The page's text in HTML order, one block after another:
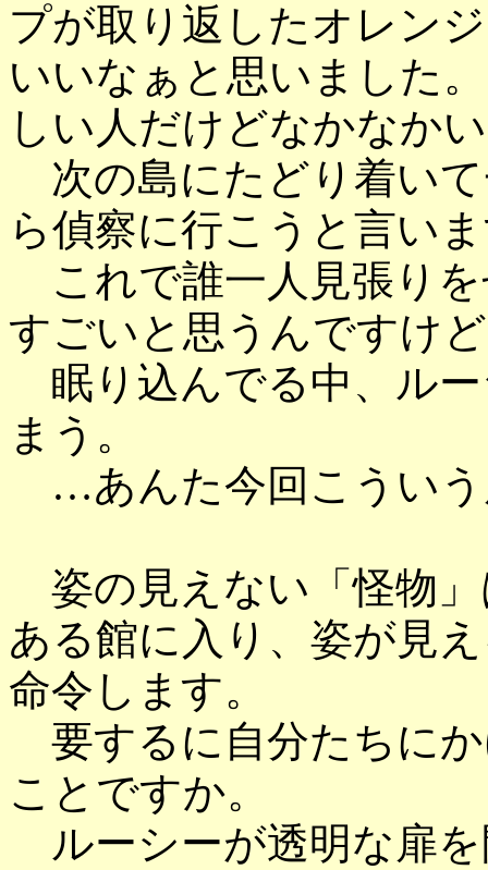
プが取り返したオレン
いいなぁと思いました
しい人だけどなかなか
次の島にたどり着い
ら偵察に行こうと言い
これで誰一人見張り
すごいと思うんですけ
眠り込んでる中、ル
まう。
…あんた今回こういう
姿の見えない「怪物
ある館に入り、姿が見
命令します。
要するに自分たちに
ことですか。
ルーシーが透明な扉